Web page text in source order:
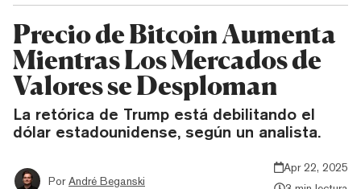
Precio de Bitcoin Aumenta
Mientras Los Mercados de
Valores se Desploman
La retórica de Trump está debilitando el
dólar estadounidense, según un analista.
Por André Beganski
Apr 22, 2025